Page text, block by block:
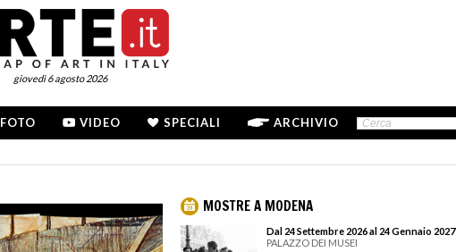
giovedì 6 agosto 2026
FOTO VIDEO SPECIALI ARCHIVIO
MOSTRE A MODENA
Dal 24 Settembre 2026 al 24 Gennaio 2027
PALAZZO DEI MUSEI